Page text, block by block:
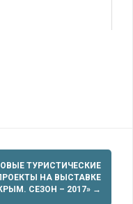
ТУРИСТИЧЕСКИЕ
НА ВЫСТАВКЕ
СЕЗОН – 2017» →